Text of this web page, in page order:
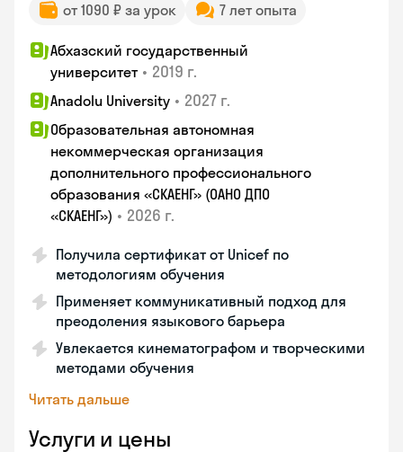
от 1090 ₽ за урок 7 лет опыта
Абхазский государственный
университет • 2019 г.
Anadolu University • 2027 г.
Образовательная автономная
некоммерческая организация
дополнительного профессионального
образования «СКАЕНГ» (ОАНО ДПО
«СКАЕНГ») • 2026 г.
Получила сертификат от Unicef по
методологиям обучения
Применяет коммуникативный подход для
преодоления языкового барьера
Увлекается кинематографом и творческими
методами обучения
Читать дальше
Услуги и цены